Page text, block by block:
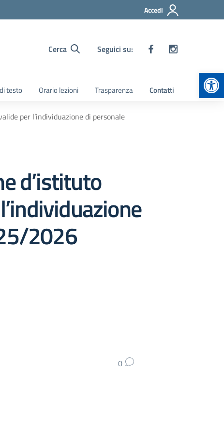
Accedi
Cerca Seguici su:
testo Orario lezioni Trasparenza Contatti
per l’individuazione di personale
d’istituto
2026
0